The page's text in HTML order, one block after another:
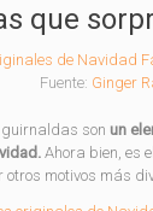
que
Fuente: Ginger
guirnaldas son un
Ahora bien, es
motivos más